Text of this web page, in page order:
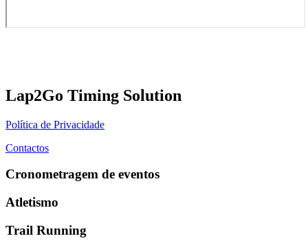
Lap2Go Timing Solution
Política de Privacidade
Contactos
Cronometragem de eventos
Atletismo
Trail Running